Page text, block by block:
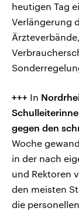
heutigen Tag
Verlängerung
+++ In
gegen den
Woche
in der nach
und Rektoren
den meisten
die